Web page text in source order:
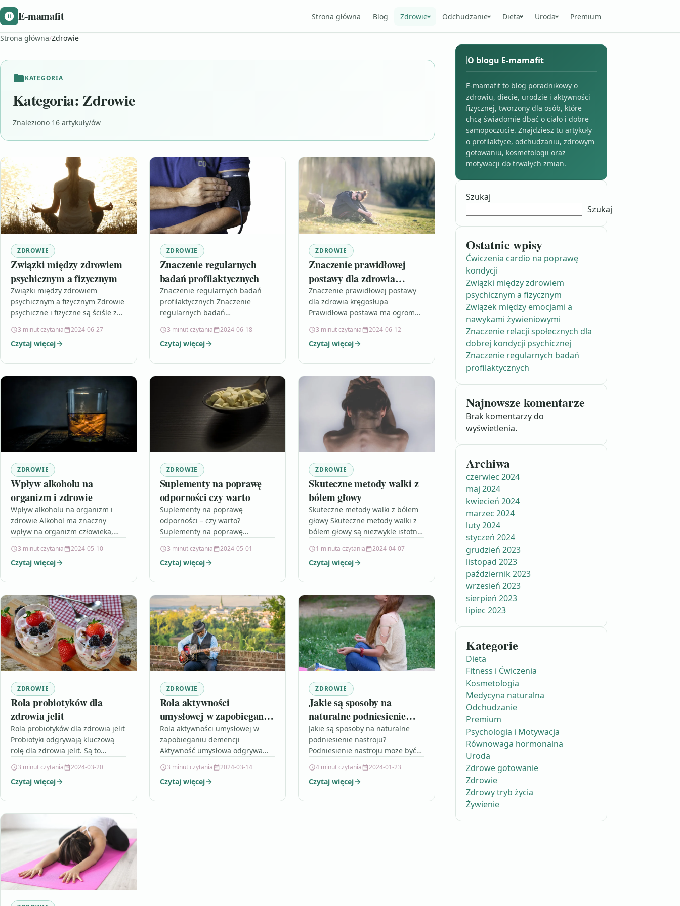
E-mamafit Strona główna Blog Zdrowie Odchudzanie Dieta Uroda Premium
Strona główna/Zdrowie
KATEGORIA
Kategoria: Zdrowie
Znaleziono 16 artykuły/ów
ZDROWIE
Związki między zdrowiem
psychicznym a fizycznym
Związki między zdrowiem
psychicznym a fizycznym Zdrowie
psychiczne i fizyczne są ściśle ze
siebie nawzajem. Badania
wykazują, że osoby…
3 minut czytania 2024-06-27
Czytaj więcej
ZDROWIE
Znaczenie regularnych
badań profilaktycznych
Znaczenie regularnych badań
profilaktycznych Znaczenie
regularnych badań
ważne dla zachowania zdrowia i
wczesnego wykrywania
badania mogą pomóc…
3 minut czytania 2024-06-18
Czytaj więcej
ZDROWIE
Znaczenie prawidłowej
postawy dla zdrowia
kręgosłupa
Znaczenie prawidłowej postawy
dla zdrowia kręgosłupa
Prawidłowa postawa ma ogromne
kręgosłupa. Złe nawyki
posturalne, takie jak garbienie się
3 minut czytania 2024-06-12
Czytaj więcej
ZDROWIE
Wpływ alkoholu na
organizm i zdrowie
Wpływ alkoholu na organizm i
zdrowie Alkohol ma znaczny
wpływ na organizm człowieka,
długoterminowo. Już po spożyciu
niewielkiej ilości alkoholu…
3 minut czytania 2024-05-10
Czytaj więcej
ZDROWIE
Suplementy na poprawę
odporności czy warto
Suplementy na poprawę
odporności – czy warto?
Suplementy na poprawę
popularniejszy temat w
dzisiejszych czasach, zwłaszcza w
3 minut czytania 2024-05-01
Czytaj więcej
ZDROWIE
Skuteczne metody walki z
bólem głowy
Skuteczne metody walki z bólem
głowy Skuteczne metody walki z
bólem głowy są niezwykle istotne,
powszechnym problemem, który
wpływa na…
1 minuta czytania 2024-04-07
Czytaj więcej
ZDROWIE
Rola probiotyków dla
zdrowia jelit
Rola probiotyków dla zdrowia jelit
Probiotyki odgrywają kluczową
rolę dla zdrowia jelit. Są to
pomagają utrzymać równowagę
flory bakteryjnej w jelitach.…
3 minut czytania 2024-03-20
Czytaj więcej
ZDROWIE
Rola aktywności
umysłowej w zapobieganiu
demencji
Rola aktywności umysłowej w
zapobieganiu demencji
Aktywność umysłowa odgrywa
demencji. Regularne
wykonywanie różnorodnych
3 minut czytania 2024-03-14
Czytaj więcej
ZDROWIE
Jakie są sposoby na
naturalne podniesienie
nastroju
Jakie są sposoby na naturalne
podniesienie nastroju?
Podniesienie nastroju może być
codziennego stresu i problemów.
Jednak istnieje wiele naturalnych
4 minut czytania 2024-01-23
Czytaj więcej
O blogu E-mamafit
E-mamafit to blog poradnikowy o
zdrowiu, diecie, urodzie i aktywności
fizycznej, tworzony dla osób, które
chcą świadomie dbać o ciało i dobre
samopoczucie. Znajdziesz tu artykuły
o profilaktyce, odchudzaniu, zdrowym
gotowaniu, kosmetologii oraz
motywacji do trwałych zmian.
Szukaj
Szukaj
Ostatnie wpisy
Ćwiczenia cardio na poprawę
kondycji
Związki między zdrowiem
psychicznym a fizycznym
Związek między emocjami a
nawykami żywieniowymi
Znaczenie relacji społecznych dla
dobrej kondycji psychicznej
Znaczenie regularnych badań
profilaktycznych
Najnowsze komentarze
Brak komentarzy do
wyświetlenia.
Archiwa
czerwiec 2024
maj 2024
kwiecień 2024
marzec 2024
luty 2024
styczeń 2024
grudzień 2023
listopad 2023
październik 2023
wrzesień 2023
sierpień 2023
lipiec 2023
Kategorie
Dieta
Fitness i Ćwiczenia
Kosmetologia
Medycyna naturalna
Odchudzanie
Premium
Psychologia i Motywacja
Równowaga hormonalna
Uroda
Zdrowe gotowanie
Zdrowie
Zdrowy tryb życia
Żywienie